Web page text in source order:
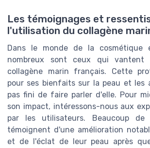
Les témoignages et
l'utilisation du collagène
Dans le monde de la
nombreux sont ceux qui vantent
collagène marin français. Cette
pour ses bienfaits sur la peau et les
pas fini de faire parler d'elle. Pour
son impact, intéressons-nous aux
par les utilisateurs. Beaucoup de
témoignent d'une amélioration
et de l'éclat de leur peau après